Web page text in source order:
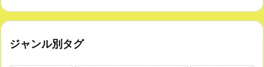
ジャンル別タグ